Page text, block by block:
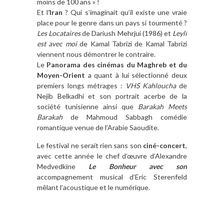
Et l’Iran ? Qui s’imaginait qu’il existe une vraie
place pour le genre dans un pays si tourmenté ?
Les Locatairesde Dariush Mehrjui (1986) et Leyli
est avec moide Kamal Tabrizi de Kamal Tabrizi
viennent nous démontrer le contraire.
Le Panorama des cinémas du Maghreb et du
Moyen-Orient a quant à lui sélectionné deux
premiers longs métrages : VHS Kahlouchade
Nejib Belkadhi et son portrait acerbe de la
société tunisienne ainsi que Barakah Meets
Barakahde Mahmoud Sabbagh comédie
romantique venue de l’Arabie Saoudite.
Le festival ne serait rien sans son ciné-concert,
avec cette année le chef d’œuvre d’Alexandre
Medvedkine Le Bonheur avec son
accompagnement musical d’Eric Sterenfeld
mêlant l’acoustique et le numérique.